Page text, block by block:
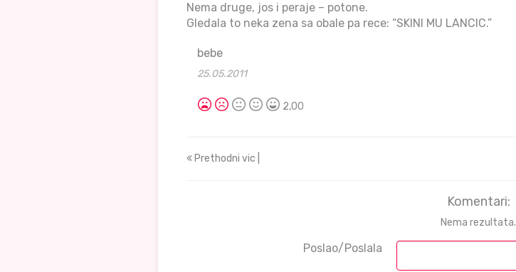
Nema druge, jos i peraje – potone.
Gledala to neka zena sa obale pa rece: “SKINI MU LANCIC.”
bebe
25.05.2011
2,00
Prethodni vic |
Komentari:
Nema rezultata.
Poslao/Poslala